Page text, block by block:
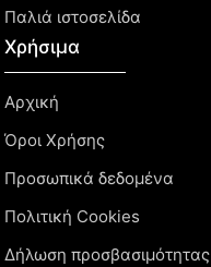
Παλιά ιστοσελίδα
Χρήσιμα
Αρχική
Όροι Χρήσης
Προσωπικά δεδομένα
Πολιτική Cookies
Δήλωση προσβασιμότητας